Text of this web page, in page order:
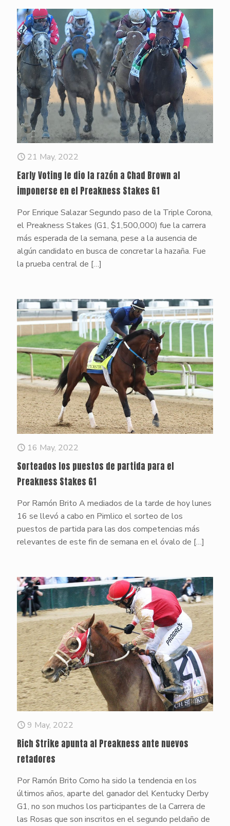
21 May, 2022
Early Voting le dio la razón a Chad Brown al
imponerse en el Preakness Stakes G1
Por Enrique Salazar Segundo paso de la Triple Corona,
el Preakness Stakes (G1, $1,500,000) fue la carrera
más esperada de la semana, pese a la ausencia de
algún candidato en busca de concretar la hazaña. Fue
la prueba central de […]
16 May, 2022
Sorteados los puestos de partida para el
Preakness Stakes G1
Por Ramón Brito A mediados de la tarde de hoy lunes
16 se llevó a cabo en Pimlico el sorteo de los
puestos de partida para las dos competencias más
relevantes de este fin de semana en el óvalo de […]
9 May, 2022
Rich Strike apunta al Preakness ante nuevos
retadores
Por Ramón Brito Como ha sido la tendencia en los
últimos años, aparte del ganador del Kentucky Derby
G1, no son muchos los participantes de la Carrera de
las Rosas que son inscritos en el segundo peldaño de